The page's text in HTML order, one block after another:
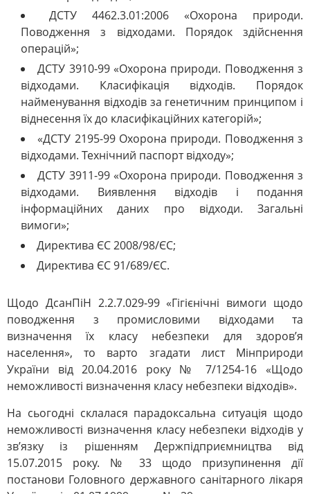
ДСТУ 4462.3.01:2006 «Охорона природи.
Поводження з відходами. Порядок здійснення
операцій»;
ДСТУ 3910-99 «Охорона природи. Поводження з
відходами. Класифікація відходів. Порядок
найменування відходів за генетичним принципом і
віднесення їх до класифікаційних категорій»;
«ДСТУ 2195-99 Охорона природи. Поводження з
відходами. Технічний паспорт відходу»;
ДСТУ 3911-99 «Охорона природи. Поводження з
відходами. Виявлення відходів і подання
інформаційних даних про відходи. Загальні
вимоги»;
Директива ЄС 2008/98/ЄС;
Директива ЄС 91/689/ЄС.
Щодо ДсанПіН 2.2.7.029-99 «Гігієнічні вимоги щодо
поводження з промисловими відходами та
визначення їх класу небезпеки для здоров’я
населення», то варто згадати лист Мінприроди
України від 20.04.2016 року № 7/1254-16 «Щодо
неможливості визначення класу небезпеки відходів».
На сьогодні склалася парадоксальна ситуація щодо
неможливості визначення класу небезпеки відходів у
зв’язку із рішенням Держпідприємництва від
15.07.2015 року. № 33 щодо призупинення дії
постанови Головного державного санітарного лікаря